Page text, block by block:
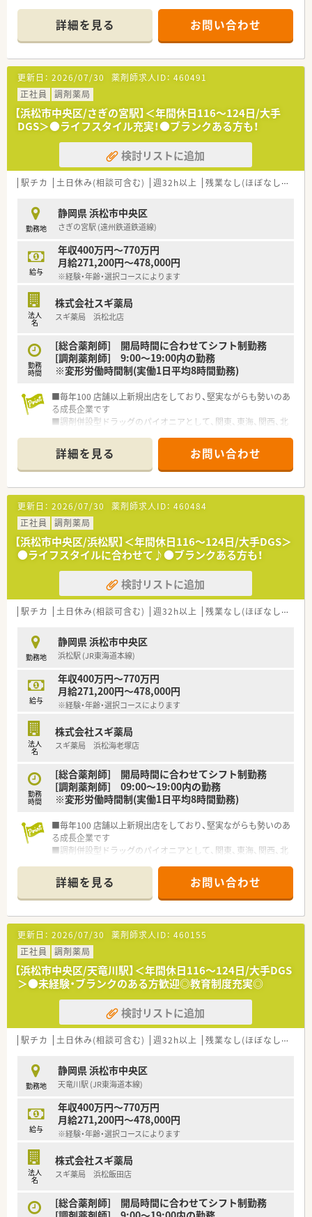
に入り、従業員と同じ目線をお持ちです。
詳細を見る お問い合わせ
更新日： 2026/07/30 薬剤師求人ID： 460491
正社員
調剤薬局
【浜松市中央区/さぎの宮駅】＜年間休日116～124日/大手
DGS＞●ライフスタイル充実！●ブランクある方も！
検討リストに追加
駅チカ 土日休み(相談可含む) 週32h以上 残業なし(ほぼなし含む)
勤務地
静岡県 浜松市中央区
さぎの宮駅 (遠州鉄道鉄道線)
給与
年収400万円～770万円
月給271,200円～478,000円
※経験・年齢・選択コースによります
法人
名
株式会社スギ薬局
スギ薬局 浜松北店
勤務
時間
[総合薬剤師] 開局時間に合わせてシフト制勤務
[調剤薬剤師] 9:00～19:00内の勤務
※変形労働時間制(実働1日平均8時間勤務)
■毎年100 店舗以上新規出店をしており、堅実ながらも勢いのあ
る成長企業です
■調剤併設型ドラッグのパイオニアとして、関東、東海、関西、北
■研修制度は様々なプランがあり、集合研修だけでなく任意で受
講可能な研修も幅広く用意されています
■店舗で活躍する従業員、社外で活躍する従業員、将来経営幹部
となる従業員など、薬剤師として様々な活躍ができるフィールド
を用意されています
■総合薬剤師・調剤薬剤師（土日休み・19時までの勤務）どちらか
の働き方を選択できます
■調剤併設型だけでなく「医療モール・クリニック併設店舗」「敷
地内薬局」「訪問調剤特化型店舗」など様々な店舗を運営してい
ます
■在宅医療にも積極的取り組んでおり「訪問調剤特化型店舗」を
50店舗以上、無菌調剤室は業界最多の51店舗設置しています
■「プラチナくるみん認定企業」「健康経営優良法人2023（大規模
法人部門）認定」等を取得し一人ひとりが働きやすい環境が整備
■充実した研修制度、人事制度、評価制度、キャリア支援制度等
があるのも特徴です
詳細を見る お問い合わせ
更新日： 2026/07/30 薬剤師求人ID： 460484
正社員
調剤薬局
【浜松市中央区/浜松駅】＜年間休日116～124日/大手DGS＞
●ライフスタイルに合わせて♪●ブランクある方も！
検討リストに追加
駅チカ 土日休み(相談可含む) 週32h以上 残業なし(ほぼなし含む)
勤務地
静岡県 浜松市中央区
浜松駅 (JR東海道本線)
給与
年収400万円～770万円
月給271,200円～478,000円
※経験・年齢・選択コースによります
法人
名
株式会社スギ薬局
スギ薬局 浜松海老塚店
勤務
時間
[総合薬剤師] 開局時間に合わせてシフト制勤務
[調剤薬剤師] 09:00～19:00内の勤務
※変形労働時間制(実働1日平均8時間勤務)
■毎年100 店舗以上新規出店をしており、堅実ながらも勢いのあ
る成長企業です
■調剤併設型ドラッグのパイオニアとして、関東、東海、関西、北
■研修制度は様々なプランがあり、集合研修だけでなく任意で受
講可能な研修も幅広く用意されています
■店舗で活躍する従業員、社外で活躍する従業員、将来経営幹部
となる従業員など、薬剤師として様々な活躍ができるフィールド
を用意されています
■総合薬剤師・調剤薬剤師（土日休み・19時までの勤務）どちらか
の働き方を選択できます
■調剤併設型だけでなく「医療モール・クリニック併設店舗」「敷
地内薬局」「訪問調剤特化型店舗」など様々な店舗を運営してい
ます
■在宅医療にも積極的取り組んでおり「訪問調剤特化型店舗」を
50店舗以上、無菌調剤室は業界最多の51店舗設置しています
■「プラチナくるみん認定企業」「健康経営優良法人2023（大規模
法人部門）認定」等を取得し一人ひとりが働きやすい環境が整備
■充実した研修制度、人事制度、評価制度、キャリア支援制度等
があるのも特徴です
詳細を見る お問い合わせ
更新日： 2026/07/30 薬剤師求人ID： 460155
正社員
調剤薬局
【浜松市中央区/天竜川駅】＜年間休日116～124日/大手DGS
＞●未経験・ブランクのある方歓迎◎教育制度充実◎
検討リストに追加
駅チカ 土日休み(相談可含む) 週32h以上 残業なし(ほぼなし含む)
勤務地
静岡県 浜松市中央区
天竜川駅 (JR東海道本線)
給与
年収400万円～770万円
月給271,200円～478,000円
※経験・年齢・選択コースによります
法人
名
株式会社スギ薬局
スギ薬局 浜松飯田店
[総合薬剤師] 開局時間に合わせてシフト制勤務